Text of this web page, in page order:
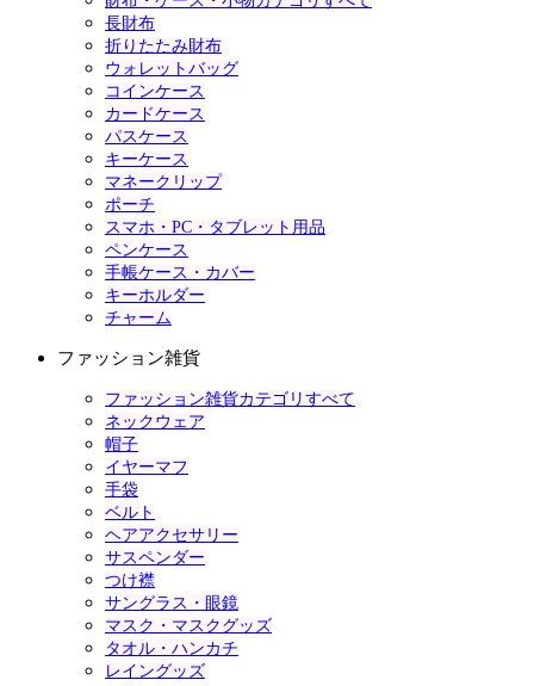
長財布
折りたたみ財布
ウォレットバッグ
コインケース
カードケース
パスケース
キーケース
マネークリップ
ポーチ
スマホ・PC・タブレット用品
ペンケース
手帳ケース・カバー
キーホルダー
チャーム
ファッション雑貨
ファッション雑貨カテゴリすべて
ネックウェア
帽子
イヤーマフ
手袋
ベルト
ヘアアクセサリー
サスペンダー
つけ襟
サングラス・眼鏡
マスク・マスクグッズ
タオル・ハンカチ
レイングッズ